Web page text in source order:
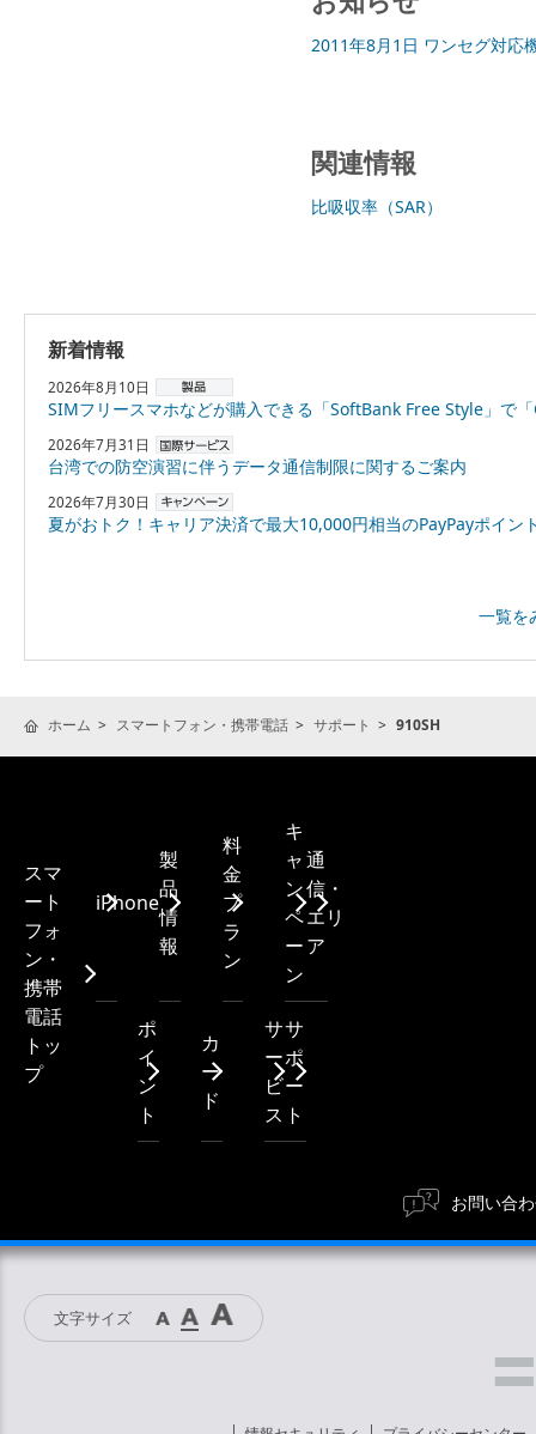
2011年8月1日 ワンセグ対応
関連情報
比吸収率（SAR）
新着情報
2026年8月10日
SIMフリースマホなどが購入できる「SoftBank Free Style」で「OPPO Reno16 5G」を8月18日より販売
2026年7月31日
台湾での防空演習に伴うデータ通信制限に関するご案内
2026年7月30日
夏がおトク！キャリア決済で最大10,000円相当のPayPayポイントプレゼント
一覧を
ホーム スマートフォン・携帯電話 サポート 910SH
スマ
ート
フォ
ン・
携帯
電話
トッ
プ
iPhone
製
品
情
報
料
金
プ
ラ
ン
キ
ャ
ン
ペ
ー
ン
通
信・
エリ
ア
ポ
イ
ン
ト
カ
ー
ド
サ
ー
ビ
ス
サ
ポ
ー
ト
お問い合
文字サイズ